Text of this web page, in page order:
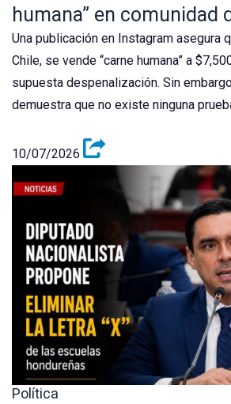
humana” en comunidad
Una publicación en Instagram asegura
Chile, se vende “carne humana” a
supuesta despenalización. Sin
demuestra que no existe ninguna
10/07/2026
Política